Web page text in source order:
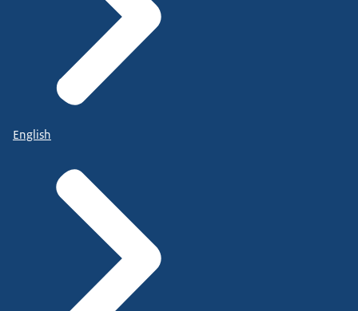
English